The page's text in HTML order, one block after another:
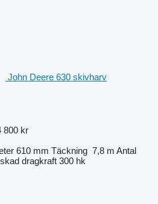
John Deere 630 skivharv
800 kr
610 mm Täckning 7,8 m Antal
dragkraft 300 hk